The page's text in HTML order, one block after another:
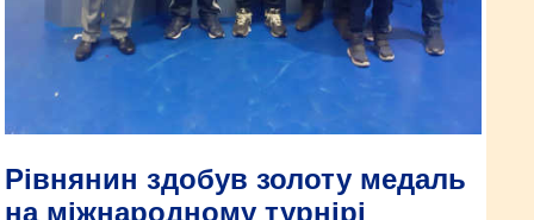
Рівнянин здобув золоту медаль
на міжнародному турнірі